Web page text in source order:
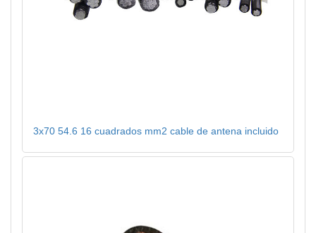
3x70 54.6 16 cuadrados mm2 cable de antena incluido